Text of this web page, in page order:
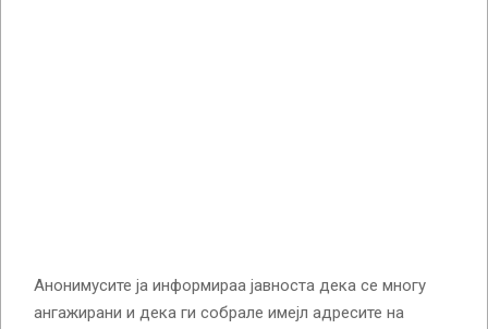
Анонимусите ја информираа јавноста дека се многу
ангажирани и дека ги собрале имејл адресите на